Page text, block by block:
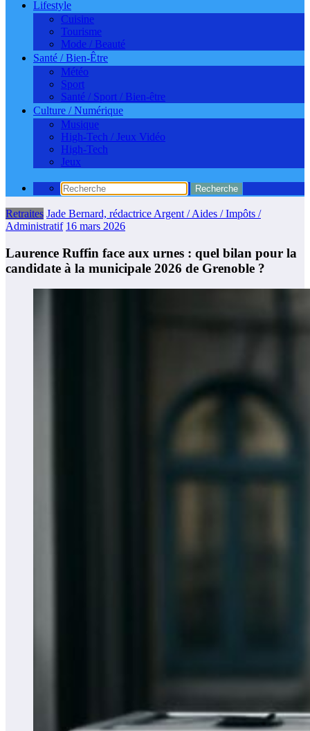
Lifestyle
Cuisine
Tourisme
Mode / Beauté
Santé / Bien-Être
Météo
Sport
Santé / Sport / Bien-être
Culture / Numérique
Musique
High-Tech / Jeux Vidéo
High-Tech
Jeux
Retraites Jade Bernard, rédactrice Argent / Aides / Impôts /
Administratif 16 mars 2026
Laurence Ruffin face aux urnes : quel bilan pour la
candidate à la municipale 2026 de Grenoble ?